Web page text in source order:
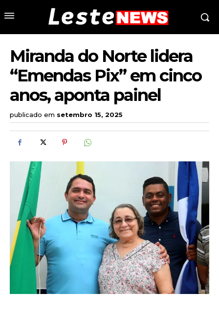
Miranda do Norte lidera
“Emendas Pix” em cinco
anos, aponta painel
publicado em setembro 15, 2025